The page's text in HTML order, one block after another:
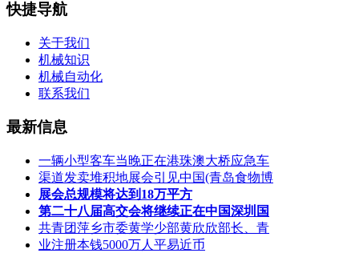
快捷导航
关于我们
机械知识
机械自动化
联系我们
最新信息
一辆小型客车当晚正在港珠澳大桥应急车
渠道发卖堆积地展会引见中国(青岛食物博
展会总规模将达到18万平方
第二十八届高交会将继续正在中国深圳国
共青团萍乡市委黄学少部黄欣欣部长、青
业注册本钱5000万人平易近币